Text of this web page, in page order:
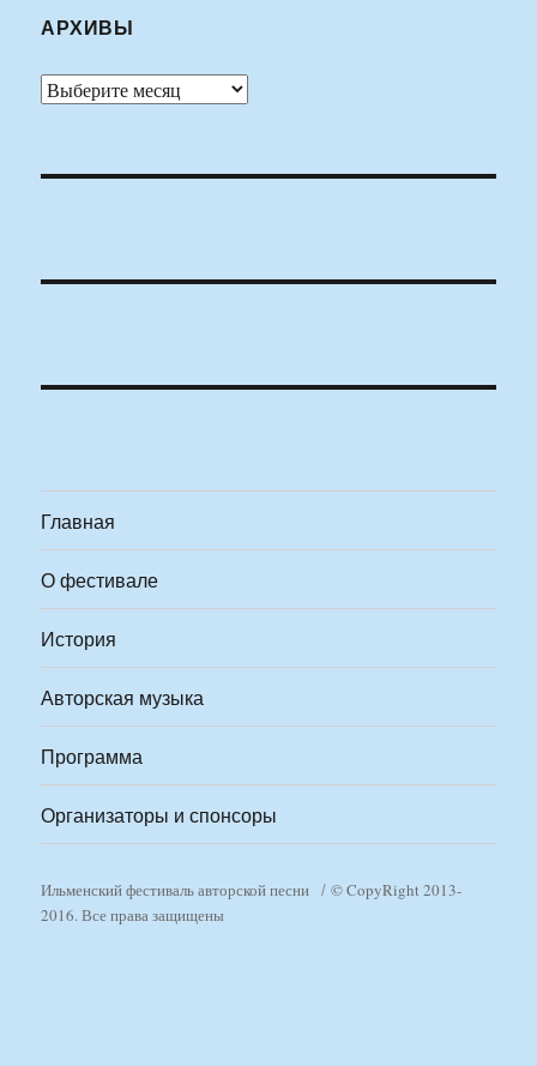
АРХИВЫ
Архивы
Главная
О фестивале
История
Авторская музыка
Программа
Организаторы и спонсоры
Ильменский фестиваль авторской песни
© CopyRight 2013-
2016. Все права защищены